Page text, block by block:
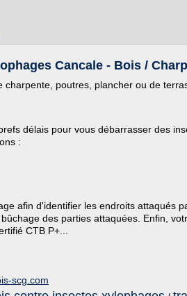
Cancale - Bois /
charpente, poutres, plancher ou de
délais pour vous débarrasser des
:
afin d'identifier les endroits attaqués
des parties attaquées. Enfin,
CTB P+...
scg.com